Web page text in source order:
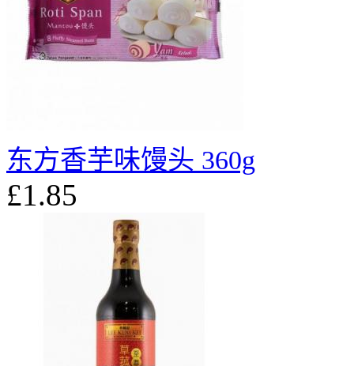
东方香芋味馒头 360g
£1.85